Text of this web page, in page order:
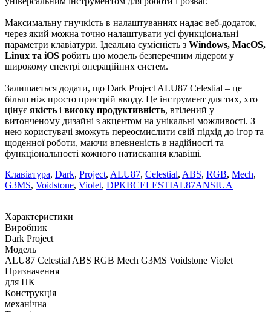
Максимальну гнучкість в налаштуваннях надає веб-додаток,
через який можна точно налаштувати усі функціональні
параметри клавіатури. Ідеальна сумісність з Windows, MacOS,
Linux та iOS робить цю модель безперечним лідером у
широкому спектрі операційних систем.
Залишається додати, що Dark Project ALU87 Celestial – це
більш ніж просто пристрій вводу. Це інструмент для тих, хто
цінує якість і високу продуктивність, втілений у
витонченому дизайні з акцентом на унікальні можливості. З
нею користувачі зможуть переосмислити свій підхід до ігор та
щоденної роботи, маючи впевненість в надійності та
функціональності кожного натискання клавіші.
Клавіатура, Dark, Project, ALU87, Celestial, ABS, RGB, Mech,
G3MS, Voidstone, Violet, DPKBCELESTIAL87ANSIUA
Характеристики
Виробник
Dark Project
Модель
ALU87 Celestial ABS RGB Mech G3MS Voidstone Violet
Призначення
для ПК
Конструкція
механічна